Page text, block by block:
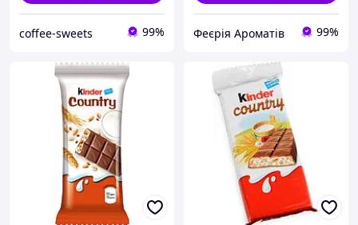
coffee-sweets 99% Феєрія Ароматів 99%